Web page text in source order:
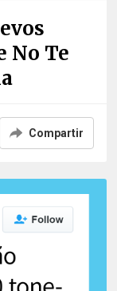
No Te
Compartir